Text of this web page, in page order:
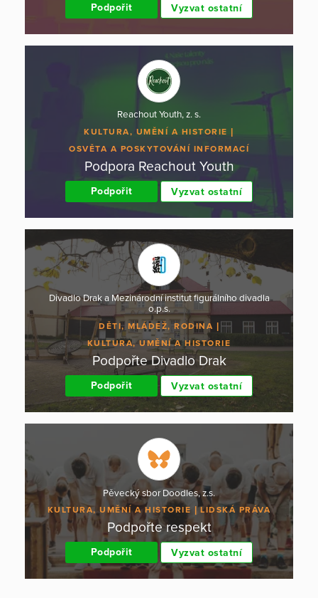
Podpořit Vyzvat ostatní
Reachout Youth, z. s.
KULTURA, UMĚNÍ A HISTORIE
OSVĚTA A POSKYTOVÁNÍ INFORMACÍ
Podpora Reachout Youth
Podpořit Vyzvat ostatní
Divadlo Drak a Mezinárodní institut figurálního divadla
o.p.s.
DĚTI, MLÁDEŽ, RODINA
KULTURA, UMĚNÍ A HISTORIE
Podpořte Divadlo Drak
Podpořit Vyzvat ostatní
Pěvecký sbor Doodles, z.s.
KULTURA, UMĚNÍ A HISTORIE LIDSKÁ PRÁVA
Podpořte respekt
Podpořit Vyzvat ostatní